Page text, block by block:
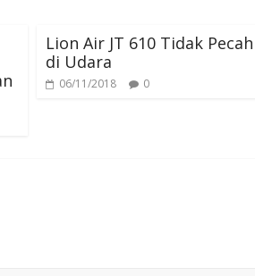
Lion Air JT 610 Tidak Pecah
di Udara
06/11/2018 0